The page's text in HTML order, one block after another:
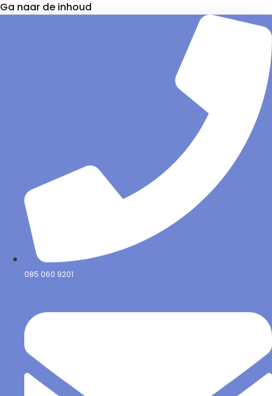
Ga naar de inhoud
085 060 9201